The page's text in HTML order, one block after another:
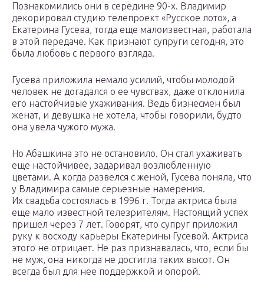
Познакомились они в середине 90-х. Владимир
декорировал студию телепроект «Русское лото», а
Екатерина Гусева, тогда еще малоизвестная, работала
в этой передаче. Как признают супруги сегодня, это
была любовь с первого взгляда.
Гусева приложила немало усилий, чтобы молодой
человек не догадался о ее чувствах, даже отклонила
его настойчивые ухаживания. Ведь бизнесмен был
женат, и девушка не хотела, чтобы говорили, будто
она увела чужого мужа.
Но Абашкина это не остановило. Он стал ухаживать
еще настойчивее, задаривал возлюбленную
цветами. А когда развелся с женой, Гусева поняла, что
у Владимира самые серьезные намерения.
Их свадьба состоялась в 1996 г. Тогда актриса была
еще мало известной телезрителям. Настоящий успех
пришел через 7 лет. Говорят, что супруг приложил
руку к восходу карьеры Екатерины Гусевой. Актриса
этого не отрицает. Не раз признавалась, что, если бы
не муж, она никогда не достигла таких высот. Он
всегда был для нее поддержкой и опорой.